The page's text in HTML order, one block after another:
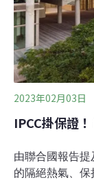
業每年的潔淨
2023年02月03日
IPCC掛保證
由聯合國報告
的隔絕熱氣、